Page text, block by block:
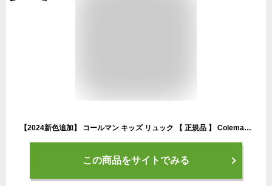
【2024新色追加】 コールマン キッズ リュック 【 正規品 】 Coleman WALKER MINI ウォーカーミニ キッズ キッズリュック リュックサック リュック バックパック デイパック 子供 子ども 男の子 女の子 通園 幼稚園 保育園 遠足 通園バッグ 通学 青 紺 ピンク 10L
この商品をサイトでみる